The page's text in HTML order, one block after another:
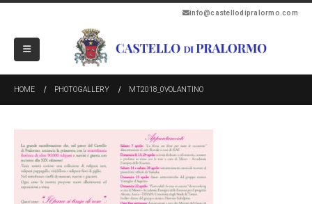
info@castellodipralormo.com
HOME PHOTOGALLERY MT2018_0VOLANTINO